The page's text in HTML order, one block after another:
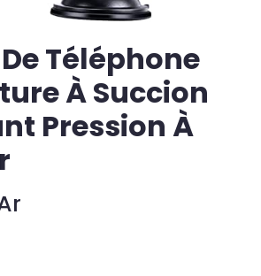
Téléphone
À Succion
Pression À